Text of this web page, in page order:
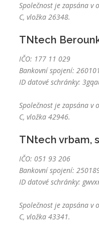
Společnost je zapsána v
C, vložka 26348.
TNtech
IČO: 177 11 029
Bankovní spojení:
ID datové schránky:
Společnost je zapsána v
C, vložka 42946.
TNtech vrbam,
IČO: 051 93 206
Bankovní spojení:
ID datové schránky:
Společnost je zapsána v
C, vložka 43341.